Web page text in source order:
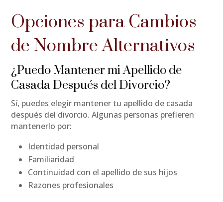
Opciones para Cambios
de Nombre Alternativos
¿Puedo Mantener mi Apellido de
Casada Después del Divorcio?
Sí, puedes elegir mantener tu apellido de casada
después del divorcio. Algunas personas prefieren
mantenerlo por:
Identidad personal
Familiaridad
Continuidad con el apellido de sus hijos
Razones profesionales